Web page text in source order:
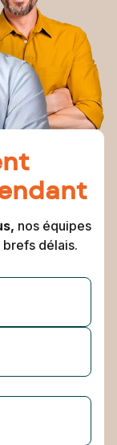
nos équipes
délais.